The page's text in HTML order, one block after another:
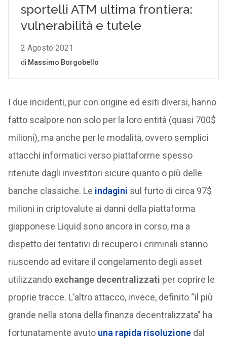
I due incidenti, pur con origine ed esiti diversi, hanno
fatto scalpore non solo per la loro entità (quasi 700$
milioni), ma anche per le modalità, ovvero semplici
attacchi informatici verso piattaforme spesso
ritenute dagli investitori sicure quanto o più delle
banche classiche. Le indagini sul furto di circa 97$
milioni in criptovalute ai danni della piattaforma
giapponese Liquid sono ancora in corso, ma a
dispetto dei tentativi di recupero i criminali stanno
riuscendo ad evitare il congelamento degli asset
utilizzando exchange decentralizzati per coprire le
proprie tracce. L’altro attacco, invece, definito “il più
grande nella storia della finanza decentralizzata” ha
fortunatamente avuto una rapida risoluzionedal